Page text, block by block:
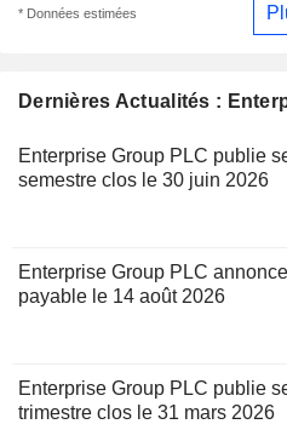
Dernières Actualités :
Enterprise Group PLC publie
semestre clos le 30 juin 2026
Enterprise Group PLC
payable le 14 août 2026
Enterprise Group PLC publie
trimestre clos le 31 mars 2026
* Données estimées